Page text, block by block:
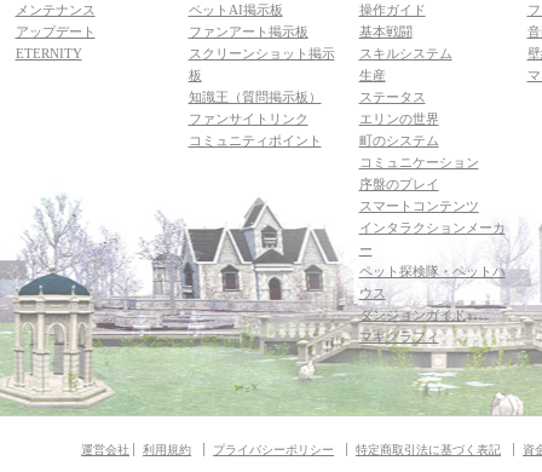
メンテナンス
アップデート
ETERNITY
ペットAI掲示板
ファンアート掲示板
スクリーンショット掲示
板
知識王（質問掲示板）
ファンサイトリンク
コミュニティポイント
操作ガイド
基本戦闘
スキルシステム
生産
ステータス
エリンの世界
町のシステム
コミュニケーション
序盤のプレイ
スマートコンテンツ
インタラクションメーカ
ー
ペット探検隊・ペットハ
ウス
ダンジョンガイド
マギグラフィ
運営会社 利用規約 プライバシーポリシー 特定商取引法に基づく表記 資